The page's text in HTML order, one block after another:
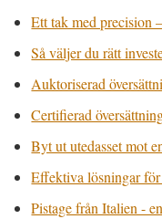
Ett tak med precision
Så väljer du rätt
Auktoriserad
Certifierad
Byt ut utedasset mot
Effektiva lösningar
Pistage från Italien -